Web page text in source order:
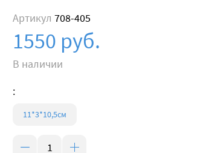
Артикул 708-405
1550 руб.
В наличии
:
11*3*10,5см